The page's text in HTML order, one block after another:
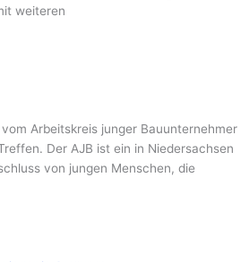
weiteren
Arbeitskreis junger Bauunternehmer
Der AJB ist ein in Niedersachsen
von jungen Menschen, die